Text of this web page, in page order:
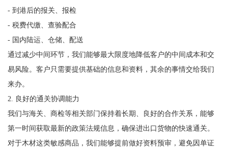
- 到港后的报关、报检
- 税费代缴、查验配合
- 国内陆运、仓储、配送
通过减少中间环节，我们能够最大限度地降低客户的中间成本和交
易风险。客户只需要提供基础的信息和资料，其余的事情交给我们
来办。
2. 良好的通关协调能力
我们与海关、商检等相关部门保持着长期、良好的合作关系，能够
第一时间获取最新的政策法规信息，确保进出口货物的快速通关。
对于木材这类敏感商品，我们能够提前做好资料预审，避免因单证